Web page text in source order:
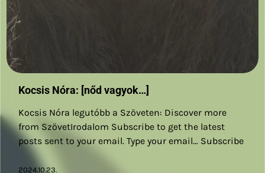
Kocsis Nóra: [nőd vagyok…]
Kocsis Nóra legutóbb a Szöveten: Discover more
from SzövetIrodalom Subscribe to get the latest
posts sent to your email. Type your email… Subscribe
2024.10.23.